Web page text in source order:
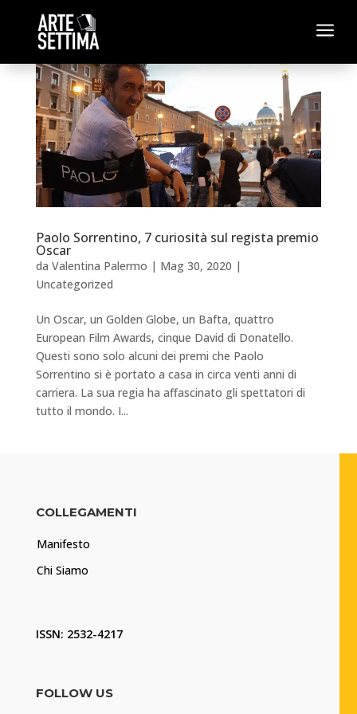
a
Paolo Sorrentino, 7 curiosità sul regista premio
Oscar
da Valentina Palermo | Mag 30, 2020 |
Uncategorized
Un Oscar, un Golden Globe, un Bafta, quattro
European Film Awards, cinque David di Donatello.
Questi sono solo alcuni dei premi che Paolo
Sorrentino si è portato a casa in circa venti anni di
carriera. La sua regia ha affascinato gli spettatori di
tutto il mondo. I...
COLLEGAMENTI
Manifesto
Chi Siamo
ISSN: 2532-4217
FOLLOW US